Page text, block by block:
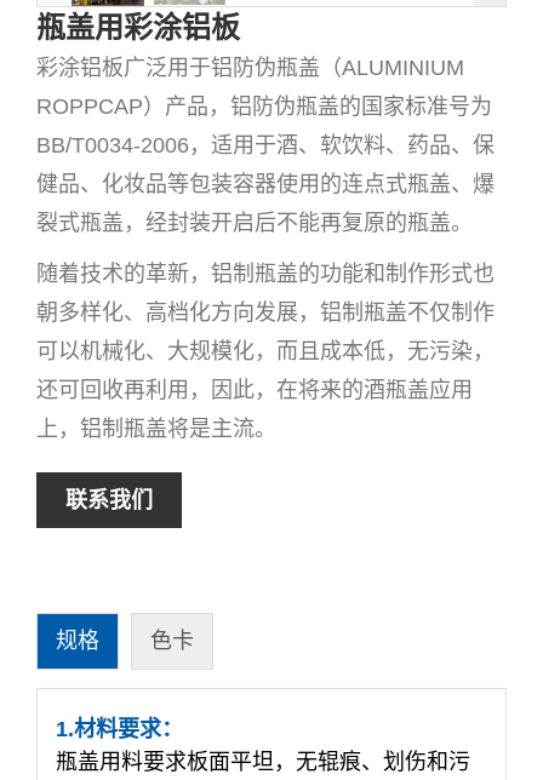
瓶盖用彩涂铝板
彩涂铝板广泛用于铝防伪瓶盖（ALUMINIUM
ROPPCAP）产品，铝防伪瓶盖的国家标准号为
BB/T0034-2006，适用于酒、软饮料、药品、保
健品、化妆品等包装容器使用的连点式瓶盖、爆
裂式瓶盖，经封装开启后不能再复原的瓶盖。
随着技术的⾰新，铝制瓶盖的功能和制作形式也
朝多样化、高档化方向发展，铝制瓶盖不仅制作
可以机械化、大规模化，而且成本低，无污染，
还可回收再利用，因此，在将来的酒瓶盖应用
上，铝制瓶盖将是主流。
联系我们
规格 色卡
1.材料要求：
瓶盖用料要求板面平坦，⽆辊痕、划伤和污